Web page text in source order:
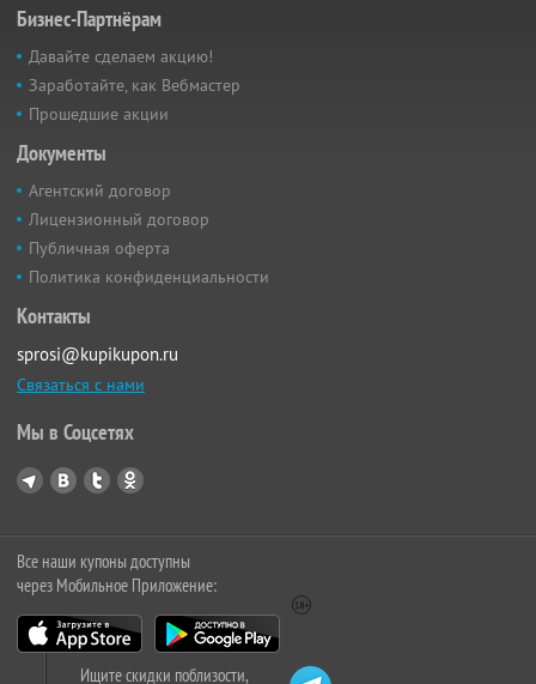
Бизнес-Партнёрам
Давайте сделаем акцию!
Заработайте, как Вебмастер
Прошедшие акции
Документы
Агентский договор
Лицензионный договор
Публичная оферта
Политика конфиденциальности
Контакты
sprosi@kupikupon.ru
Связаться с нами
Мы в Соцсетях
Все наши купоны доступны
через Мобильное Приложение:
Ищите скидки поблизости,